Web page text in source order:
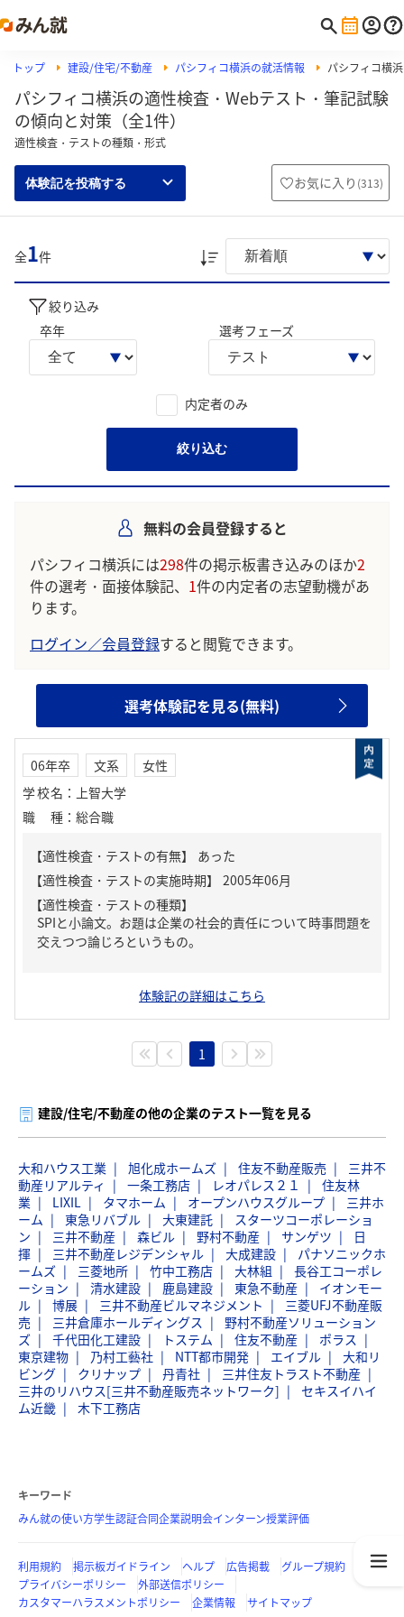
トップ 建設/住宅/不動産 パシフィコ横浜の就活情報 パシフィコ横
パシフィコ横浜の適性検査・Webテスト・筆記試験
の傾向と対策（全1件）
適性検査・テストの種類・形式
体験記を投稿する お気に入り (313)
全1件
絞り込み
卒年
選考フェーズ
内定者のみ
絞り込む
無料の会員登録すると
パシフィコ横浜には298件の掲示板書き込みのほか2
件の選考・面接体験記、 1件の内定者の志望動機があ
ります。
ログイン／会員登録すると閲覧できます。
選考体験記を見る(無料)
06年卒 文系
女性
学校名 ： 上智大学
職種 ： 総合職
【適性検査・テストの有無】 あった
【適性検査・テストの種類】
SPIと小論文。お題は企業の社会的責任について時事問題を
交えつつ論じろというもの。
体験記の詳細はこちら
1
建設/住宅/不動産の他の企業のテスト一覧を見る
大和ハウス工業 旭化成ホームズ 住友不動産販売
三井不
動産リアルティ
一条工務店 レオパレス２１
住友林
業
LIXIL タマホーム オープンハウスグループ
三井ホ
ーム
東急リバブル 大東建託
スターツコーポレーショ
ン
三井不動産 森ビル 野村不動産 サンゲツ
日
揮
三井不動産レジデンシャル 大成建設
パナソニックホ
ームズ
三菱地所 竹中工務店 大林組
長谷工コーポレ
ーション
清水建設 鹿島建設 東急不動産
イオンモー
ル
博展 三井不動産ビルマネジメント
三菱UFJ不動産販
売
三井倉庫ホールディングス
野村不動産ソリューション
ズ
千代田化工建設 トステム 住友不動産
ポラス
東京建物
乃村工藝社 NTT都市開発 エイブル
大和リ
ビング
クリナップ 丹青社
三井住友トラスト不動産
三井のリハウス[三井不動産販売ネットワーク]
セキスイハイ
ム近畿
木下工務店
キーワード
みん就の使い方学生認証合同企業説明会インターン授業評価
利用規約 掲示板ガイドライン ヘルプ 広告掲載
グループ規約
プライバシーポリシー
外部送信ポリシー
カスタマーハラスメントポリシー
企業情報 サイトマップ